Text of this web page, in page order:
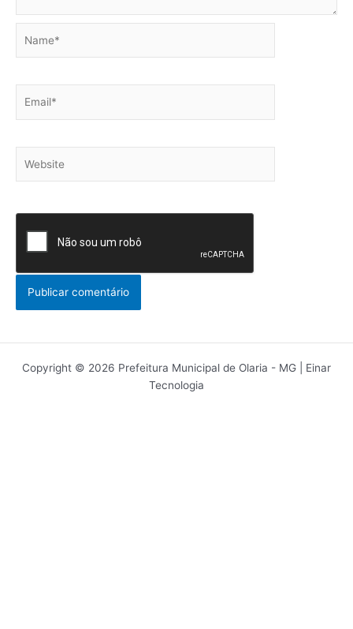
Copyright © 2026 Prefeitura Municipal de Olaria - MG | Einar
Tecnologia